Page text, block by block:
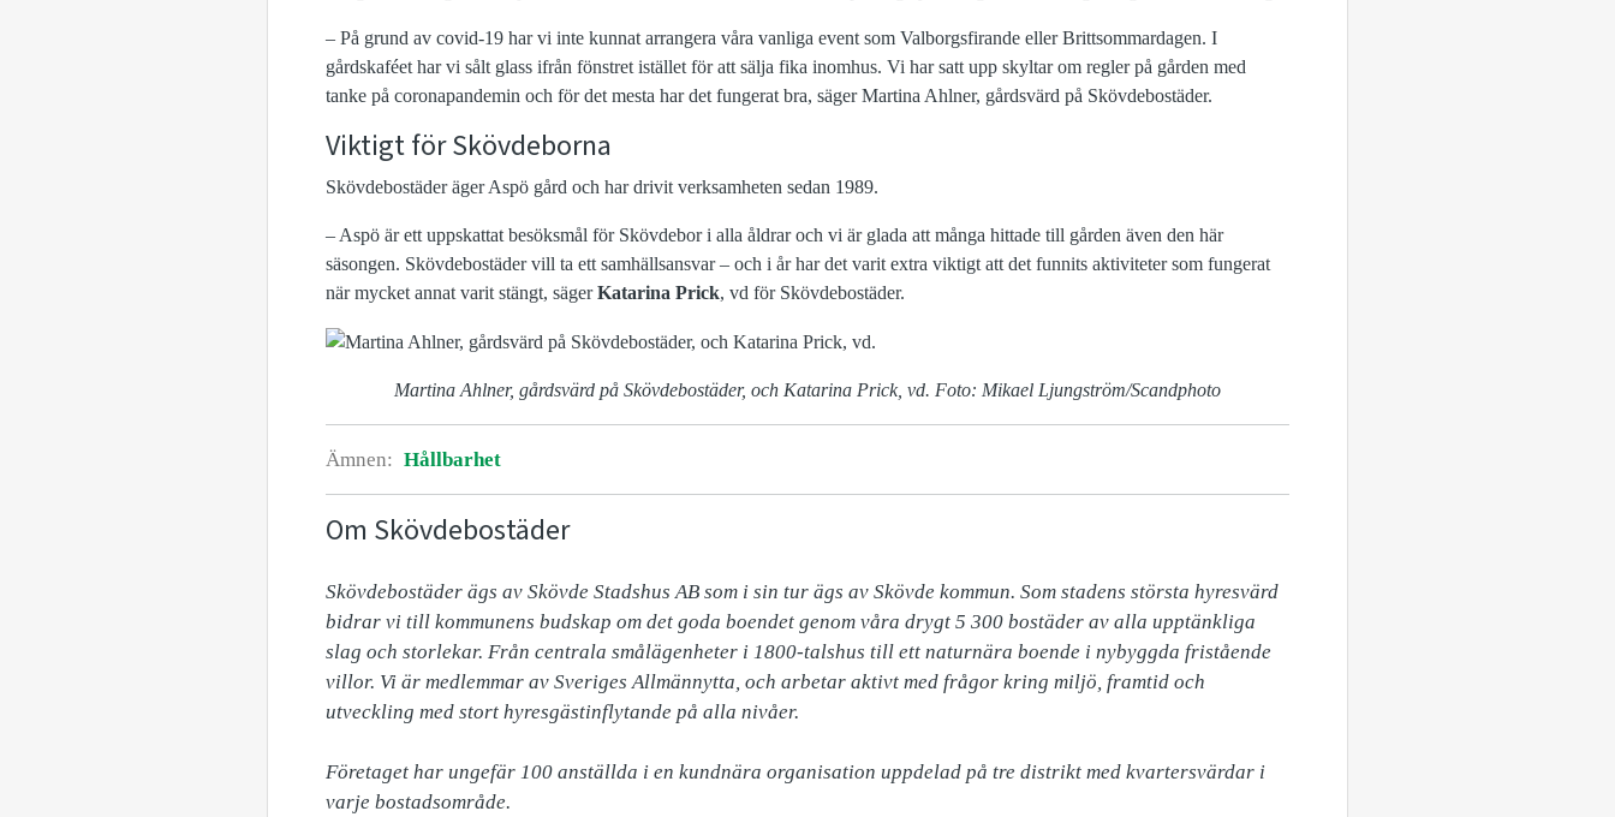
– På grund av covid-19 har vi inte kunnat arrangera våra vanliga event som Valborgsfirande eller Brittsommardagen. I
gårdskaféet har vi sålt glass ifrån fönstret istället för att sälja fika inomhus. Vi har satt upp skyltar om regler på gården med
tanke på coronapandemin och för det mesta har det fungerat bra, säger Martina Ahlner, gårdsvärd på Skövdebostäder.
Viktigt för Skövdeborna
Skövdebostäder äger Aspö gård och har drivit verksamheten sedan 1989.
– Aspö är ett uppskattat besöksmål för Skövdebor i alla åldrar och vi är glada att många hittade till gården även den här
säsongen. Skövdebostäder vill ta ett samhällsansvar – och i år har det varit extra viktigt att det funnits aktiviteter som fungerat
när mycket annat varit stängt, sägerKatarina Prick, vd för Skövdebostäder.
Martina Ahlner, gårdsvärd på Skövdebostäder, och Katarina Prick, vd. Foto: Mikael Ljungström/Scandphoto
Ämnen: Hållbarhet
Om Skövdebostäder
Skövdebostäder ägs av Skövde Stadshus AB som i sin tur ägs av Skövde kommun. Som stadens största hyresvärd
bidrar vi till kommunens budskap om det goda boendet genom våra drygt 5 300 bostäder av alla upptänkliga
slag och storlekar. Från centrala smålägenheter i 1800-talshus till ett naturnära boende i nybyggda fristående
villor. Vi är medlemmar av Sveriges Allmännytta, och arbetar aktivt med frågor kring miljö, framtid och
utveckling med stort hyresgästinflytande på alla nivåer.
Företaget har ungefär 100 anställda i en kundnära organisation uppdelad på tre distrikt med kvartersvärdar i
varje bostadsområde.